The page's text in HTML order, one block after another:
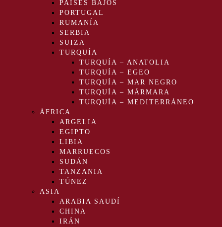
PAÍSES BAJOS
PORTUGAL
RUMANÍA
SERBIA
SUIZA
TURQUÍA
TURQUÍA – ANATOLIA
TURQUÍA – EGEO
TURQUÍA – MAR NEGRO
TURQUÍA – MÁRMARA
TURQUÍA – MEDITERRÁNEO
ÁFRICA
ARGELIA
EGIPTO
LIBIA
MARRUECOS
SUDÁN
TANZANIA
TÚNEZ
ASIA
ARABIA SAUDÍ
CHINA
IRÁN